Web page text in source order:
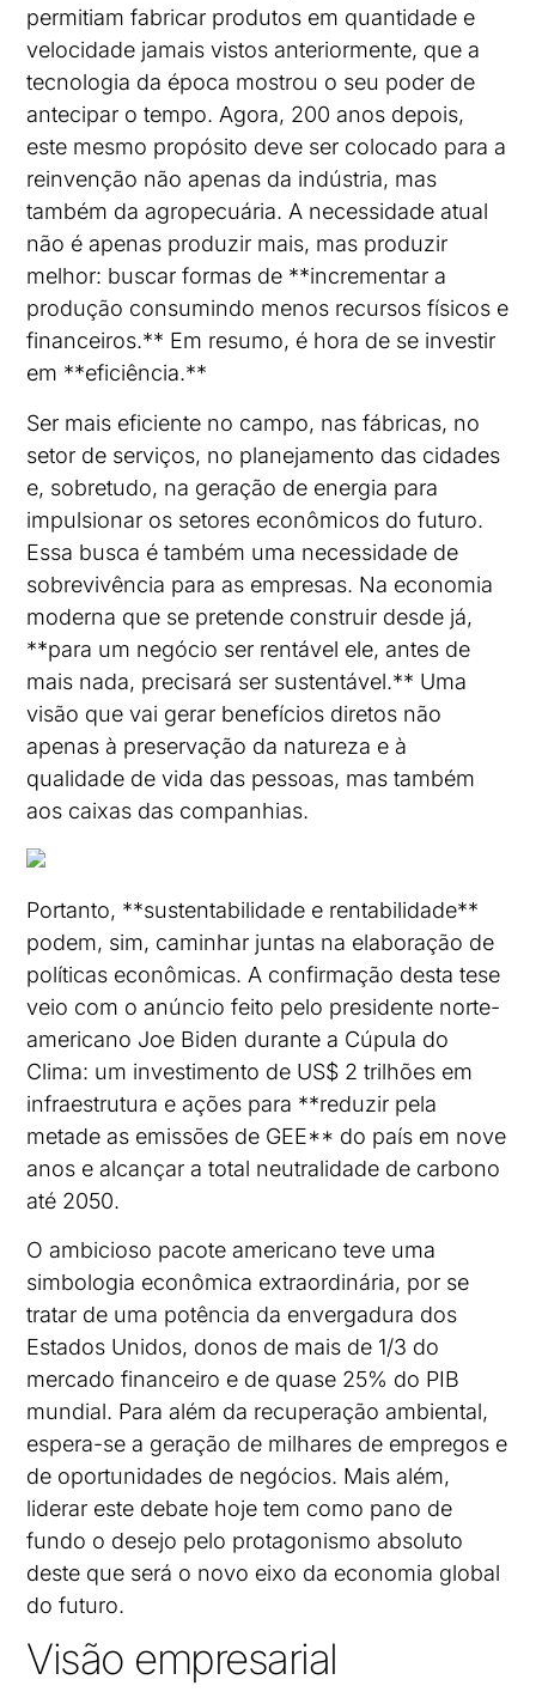
permitiam fabricar produtos em quantidade e
velocidade jamais vistos anteriormente, que a
tecnologia da época mostrou o seu poder de
antecipar o tempo. Agora, 200 anos depois,
este mesmo propósito deve ser colocado para a
reinvenção não apenas da indústria, mas
também da agropecuária. A necessidade atual
não é apenas produzir mais, mas produzir
melhor: buscar formas de **incrementar a
produção consumindo menos recursos físicos e
financeiros.** Em resumo, é hora de se investir
em **eficiência.**
Ser mais eficiente no campo, nas fábricas, no
setor de serviços, no planejamento das cidades
e, sobretudo, na geração de energia para
impulsionar os setores econômicos do futuro.
Essa busca é também uma necessidade de
sobrevivência para as empresas. Na economia
moderna que se pretende construir desde já,
**para um negócio ser rentável ele, antes de
mais nada, precisará ser sustentável.** Uma
visão que vai gerar benefícios diretos não
apenas à preservação da natureza e à
qualidade de vida das pessoas, mas também
aos caixas das companhias.
Portanto, **sustentabilidade e rentabilidade**
podem, sim, caminhar juntas na elaboração de
políticas econômicas. A confirmação desta tese
veio com o anúncio feito pelo presidente norte-
americano Joe Biden durante a Cúpula do
Clima: um investimento de US$ 2 trilhões em
infraestrutura e ações para **reduzir pela
metade as emissões de GEE** do país em nove
anos e alcançar a total neutralidade de carbono
até 2050.
O ambicioso pacote americano teve uma
simbologia econômica extraordinária, por se
tratar de uma potência da envergadura dos
Estados Unidos, donos de mais de 1/3 do
mercado financeiro e de quase 25% do PIB
mundial. Para além da recuperação ambiental,
espera-se a geração de milhares de empregos e
de oportunidades de negócios. Mais além,
liderar este debate hoje tem como pano de
fundo o desejo pelo protagonismo absoluto
deste que será o novo eixo da economia global
do futuro.
Visão empresarial